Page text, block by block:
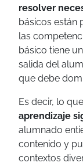
resolver
básicos están
las
básico tiene
salida del
que debe
Es decir, lo
aprendizaje
alumnado
contenido y
contextos